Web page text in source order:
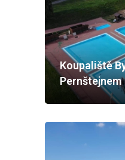
Koupaliště
Pernštejnem